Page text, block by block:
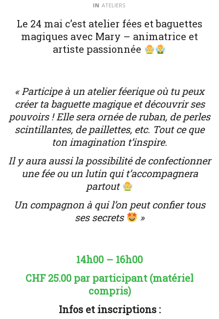
IN ATELIERS
Le 24 mai c’est atelier fées et baguettes
magiques avec Mary – animatrice et
artiste passionnée
« Participe à un atelier féerique où tu peux
créer ta baguette magique et découvrir ses
pouvoirs ! Elle sera ornée de ruban, de perles
scintillantes, de paillettes, etc. Tout ce que
ton imagination t’inspire.
Il y aura aussi la possibilité de confectionner
une fée ou un lutin qui t’accompagnera
partout
Un compagnon à qui l’on peut confier tous
ses secrets
»
14h00 – 16h00
CHF 25.00 par participant (matériel
compris)
Infos et inscriptions :